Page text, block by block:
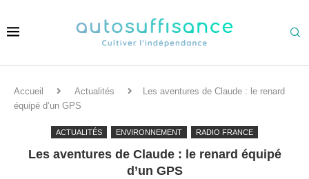
Accueil Actualités
Les aventures de Claude : le renard
équipé d’un GPS
ACTUALITÉS ENVIRONNEMENT RADIO FRANCE
Les aventures de Claude : le renard équipé
d’un GPS